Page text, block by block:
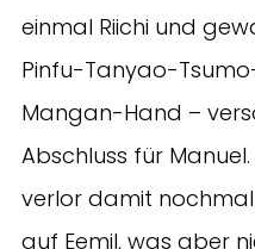
einmal Riichi und
Pinfu-Tanyao-
Mangan-Hand –
Abschluss für
verlor damit nochmal
auf Eemil, was aber